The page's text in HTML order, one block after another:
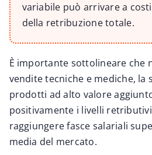
variabile può arrivare a
della retribuzione totale.
È importante sottolineare che
vendite tecniche e mediche, la
prodotti ad alto valore
positivamente i livelli
raggiungere fasce salariali
media del mercato.